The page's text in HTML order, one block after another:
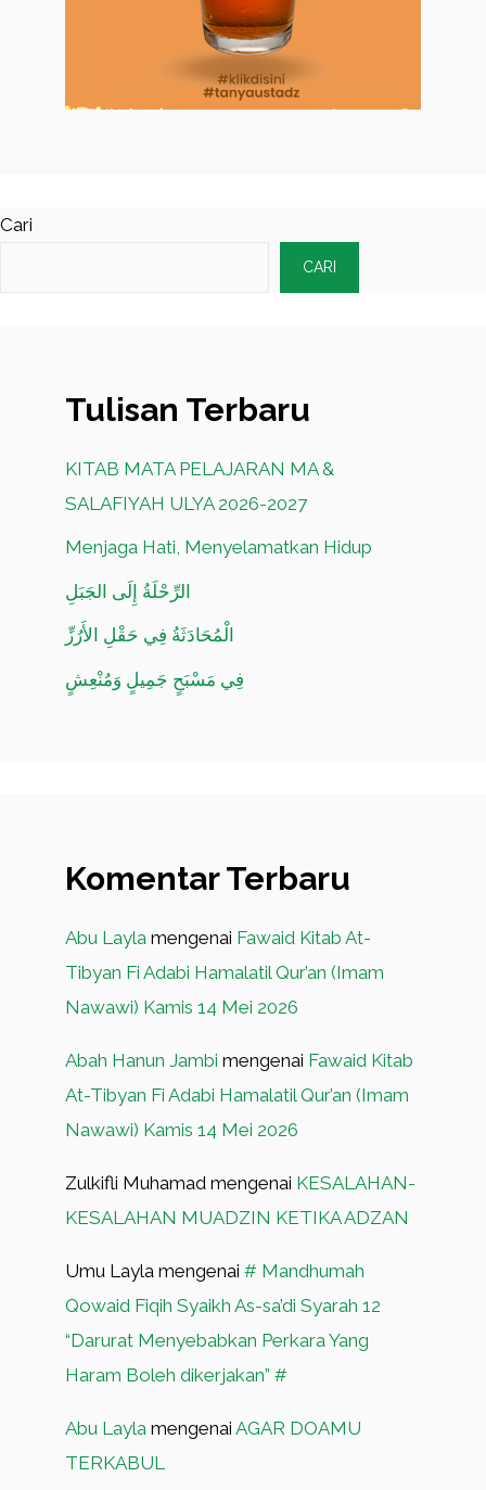
Cari
CARI
Tulisan Terbaru
KITAB MATA PELAJARAN MA &
SALAFIYAH ULYA 2026-2027
Menjaga Hati, Menyelamatkan Hidup
الرِّحْلَةُ إِلَى الجَبَلِ
الْمُحَادَثَةُ فِي حَقْلِ الأَرُزِّ
فِي مَسْبَحٍ جَمِيلٍ وَمُنْعِشٍ
Komentar Terbaru
Abu Layla mengenai Fawaid Kitab At-
Tibyan Fi Adabi Hamalatil Qur’an (Imam
Nawawi) Kamis 14 Mei 2026
Abah Hanun Jambi mengenai Fawaid Kitab
At-Tibyan Fi Adabi Hamalatil Qur’an (Imam
Nawawi) Kamis 14 Mei 2026
Zulkifli Muhamad mengenai KESALAHAN-
KESALAHAN MUADZIN KETIKA ADZAN
Umu Layla mengenai # Mandhumah
Qowaid Fiqih Syaikh As-sa’di Syarah 12
“Darurat Menyebabkan Perkara Yang
Haram Boleh dikerjakan” #
Abu Layla mengenai AGAR DOAMU
TERKABUL